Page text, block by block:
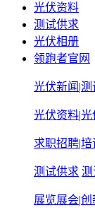
光伏资料
测试供求
光伏相册
领跑者官网
光伏新闻 |测
光伏资料|光
求职招聘|培
测试供求 测
展览展会|创